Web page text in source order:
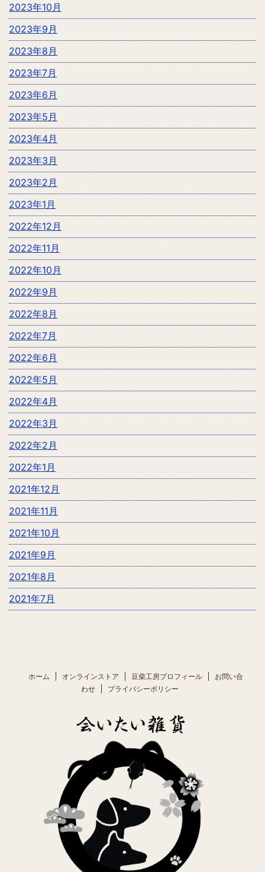
2023年10月
2023年9月
2023年8月
2023年7月
2023年6月
2023年5月
2023年4月
2023年3月
2023年2月
2023年1月
2022年12月
2022年11月
2022年10月
2022年9月
2022年8月
2022年7月
2022年6月
2022年5月
2022年4月
2022年3月
2022年2月
2022年1月
2021年12月
2021年11月
2021年10月
2021年9月
2021年8月
2021年7月
ホーム オンラインストア 豆柴工房プロフィール
お問い合
わせ
プライバシーポリシー